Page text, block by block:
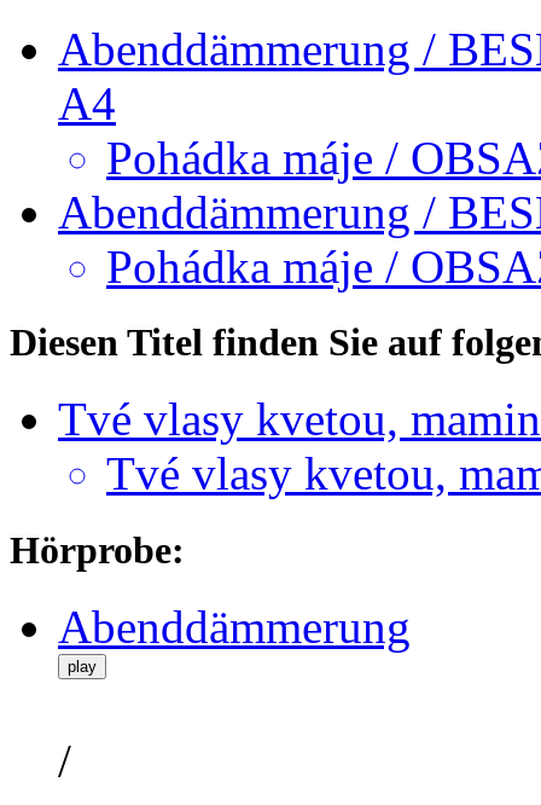
Abenddämmerung /
A4
Pohádka máje /
Abenddämmerung /
Pohádka máje /
Diesen Titel finden Sie auf
Tvé vlasy kvetou,
Tvé vlasy kvetou,
Hörprobe:
Abenddämmerung
play
/